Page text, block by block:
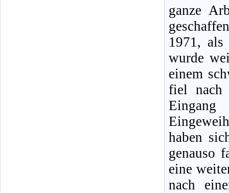
ganze
1971,
wurde
einem
fiel nach
haben
genauso
eine
nach